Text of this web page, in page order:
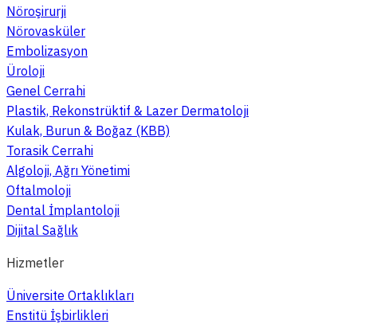
Nöroşirurji
Nörovasküler
Embolizasyon
Üroloji
Genel Cerrahi
Plastik, Rekonstrüktif & Lazer Dermatoloji
Kulak, Burun & Boğaz (KBB)
Torasik Cerrahi
Algoloji, Ağrı Yönetimi
Oftalmoloji
Dental İmplantoloji
Dijital Sağlık
Hizmetler
Üniversite Ortaklıkları
Enstitü İşbirlikleri